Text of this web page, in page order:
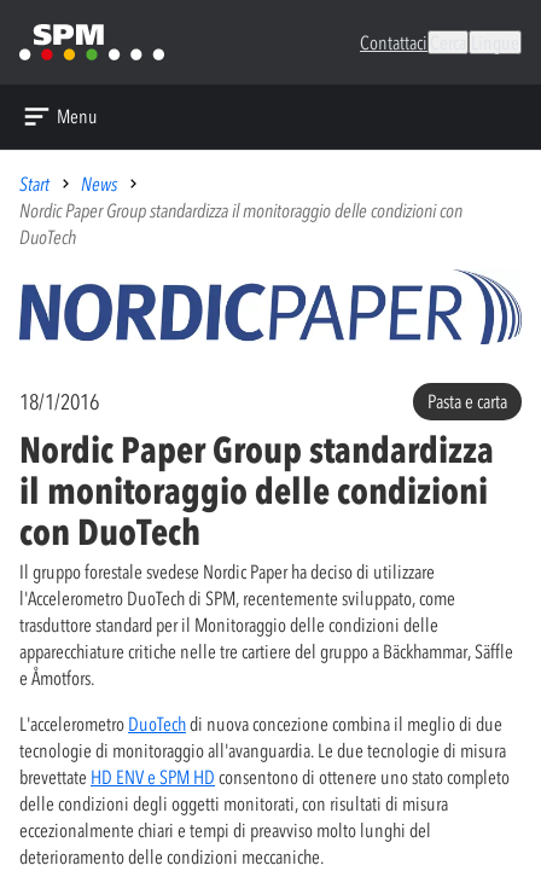
Contattaci
Menu
Start
News
Nordic Paper Group standardizza il monitoraggio delle condizioni con
DuoTech
18/1/2016 Pasta e carta
Nordic Paper Group standardizza
il monitoraggio delle condizioni
con DuoTech
Il gruppo forestale svedese Nordic Paper ha deciso di utilizzare
l'Accelerometro DuoTech di SPM, recentemente sviluppato, come
trasduttore standard per il Monitoraggio delle condizioni delle
apparecchiature critiche nelle tre cartiere del gruppo a Bäckhammar, Säffle
e Åmotfors.
L'accelerometro DuoTechdi nuova concezione combina il meglio di due
tecnologie di monitoraggio all'avanguardia. Le due tecnologie di misura
brevettate HD ENV e SPM HD consentono di ottenere uno stato completo
delle condizioni degli oggetti monitorati, con risultati di misura
eccezionalmente chiari e tempi di preavviso molto lunghi del
deterioramento delle condizioni meccaniche.